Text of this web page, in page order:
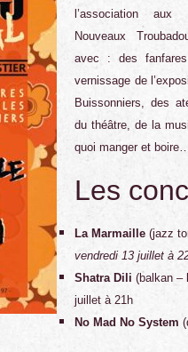
l’association
Nouveaux
avec : des
vernissage de
Buissonniers, des
du théâtre, de la
quoi manger et
Les
La Marmaille (jazz
vendredi 13 juillet à
Shatra Dili (balkan –
juillet à 21h
No Mad No System